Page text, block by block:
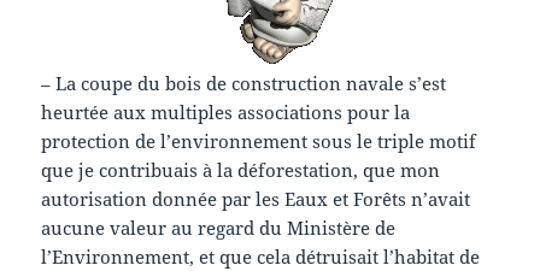
– La coupe du bois de construction navale s’est
heurtée aux multiples associations pour la
protection de l’environnement sous le triple motif
que je contribuais à la déforestation, que mon
autorisation donnée par les Eaux et Forêts n’avait
aucune valeur au regard du Ministère de
l’Environnement, et que cela détruisait l’habitat de